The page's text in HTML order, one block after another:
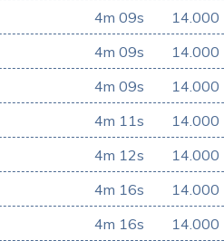
4m 09s 14.000
4m 09s 14.000
4m 09s 14.000
4m 11s 14.000
4m 12s 14.000
4m 16s 14.000
4m 16s 14.000